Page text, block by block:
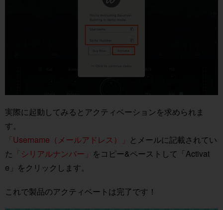
実際に起動してみるとアクティベーションを求められま
す。
「Username（メールアドレス）」
とメールに記載されてい
た 「シリアルナンバー」 をコピー&ペーストして「Activat
e」をクリックします。
これで製品のアクティベートは完了です！